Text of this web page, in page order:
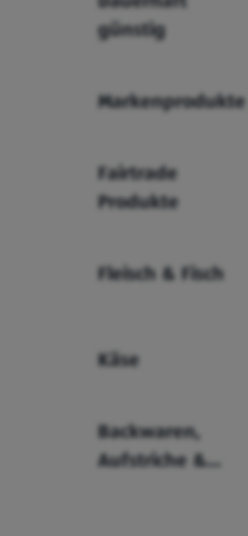
günstig
Markenprodukte
Fairtrade
Produkte
Fleisch & Fisch
Käse
Backwaren,
Aufstriche &